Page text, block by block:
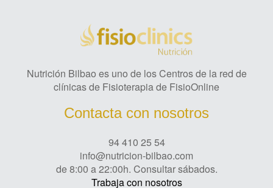
Nutrición Bilbao es uno de los Centros de la red de
clínicas de Fisioterapia de FisioOnline
Contacta con nosotros
94 410 25 54
info@nutricion-bilbao.com
de 8:00 a 22:00h. Consultar sábados.
Trabaja con nosotros